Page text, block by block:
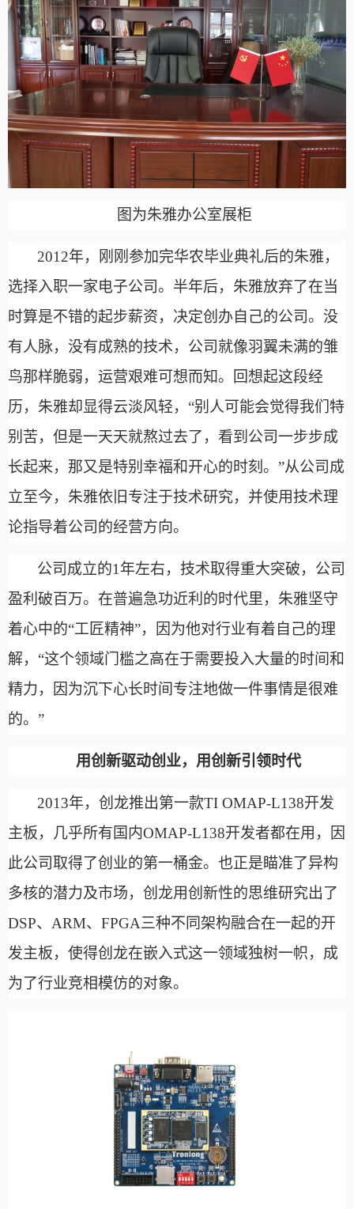
图为朱雅办公室展柜
2012年，刚刚参加完华农毕业典礼后的朱雅，
选择入职一家电子公司。半年后，朱雅放弃了在当
时算是不错的起步薪资，决定创办自己的公司。没
有人脉，没有成熟的技术，公司就像羽翼未满的雏
鸟那样脆弱，运营艰难可想而知。回想起这段经
历，朱雅却显得云淡风轻，“别人可能会觉得我们特
别苦，但是一天天就熬过去了，看到公司一步步成
长起来，那又是特别幸福和开心的时刻。”从公司成
立至今，朱雅依旧专注于技术研究，并使用技术理
论指导着公司的经营方向。
公司成立的1年左右，技术取得重大突破，公司
盈利破百万。在普遍急功近利的时代里，朱雅坚守
着心中的“工匠精神”，因为他对行业有着自己的理
解，“这个领域门槛之高在于需要投入大量的时间和
精力，因为沉下心长时间专注地做一件事情是很难
的。”
用创新驱动创业，用创新引领时代
2013年，创龙推出第一款TI OMAP-L138开发
主板，几乎所有国内OMAP-L138开发者都在用，因
此公司取得了创业的第一桶金。也正是瞄准了异构
多核的潜力及市场，创龙用创新性的思维研究出了
DSP、ARM、FPGA三种不同架构融合在一起的开
发主板，使得创龙在嵌入式这一领域独树一帜，成
为了行业竞相模仿的对象。